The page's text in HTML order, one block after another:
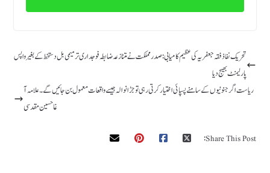
تحریک نفاذ فقہ جعفریہ کی عظیم کامیابی : صدر مملکت نے متنازعہ ضابطہ فوجداری ترمیمی بل دستخط کے بغیر واپس
پارلیمنٹ بھیج دیا
ریاست اگر جنونیوں کے سامنے پسپائی اختیار کرتی رہی تو جڑانوالہ جیسے واقعات معمول بن جائیں گے۔ علامہ آ
غا حسین مقدسی
Share This Post: